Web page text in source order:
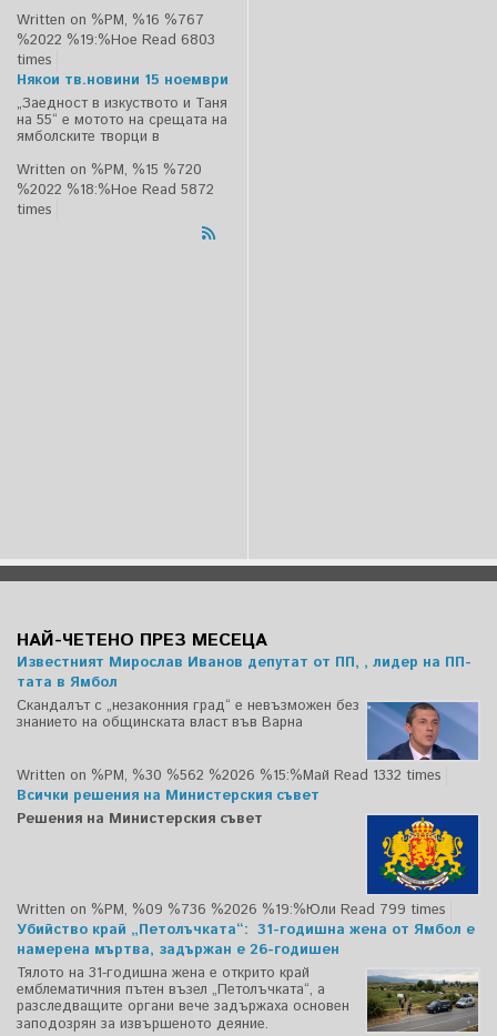
Written on %PM, %16 %767
%2022 %19:%Ное Read 6803
times
Някои тв.новини 15 ноември
„Заедност в изкуството и Таня
на 55“ е мотото на срещата на
ямболските творци в
Written on %PM, %15 %720
%2022 %18:%Ное Read 5872
times
НАЙ-ЧЕТЕНО ПРЕЗ МЕСЕЦА
Известният Мирослав Иванов депутат от ПП, , лидер на ПП-
тата в Ямбол
Скандалът с „незаконния град“ е невъзможен без
знанието на общинската власт във Варна
Written on %PM, %30 %562 %2026 %15:%Май Read 1332 times
Всички решения на Министерския съвет
Решения на Министерския съвет
Written on %PM, %09 %736 %2026 %19:%Юли Read 799 times
Убийство край „Петолъчката“: 31-годишна жена от Ямбол е
намерена мъртва, задържан е 26-годишен
Тялото на 31-годишна жена е открито край
емблематичния пътен възел „Петолъчката“, а
разследващите органи вече задържаха основен
заподозрян за извършеното деяние.